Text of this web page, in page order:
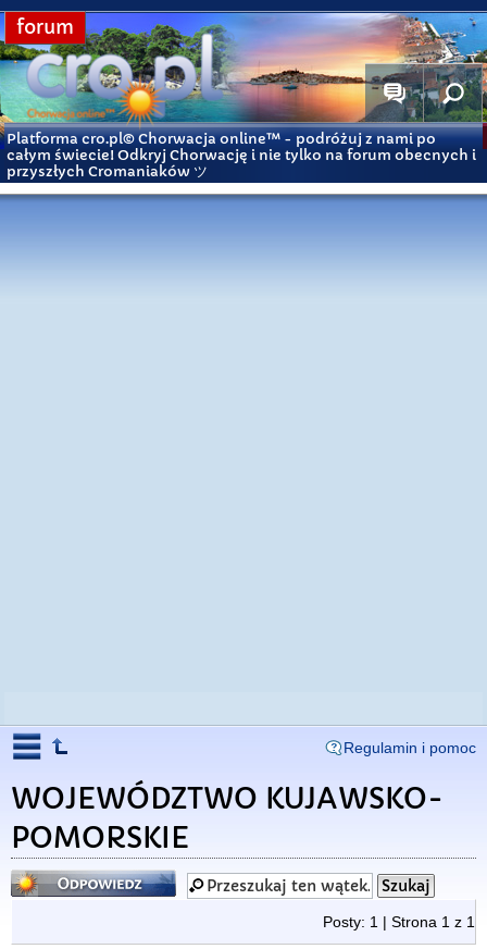
forum
Platforma cro.pl© Chorwacja online™ - podróżuj z nami po
całym świecie! Odkryj Chorwację i nie tylko na forum obecnych i
przyszłych Cromaniaków ツ
Regulamin i pomoc
WOJEWÓDZTWO KUJAWSKO-
POMORSKIE
Odpowiedz
Posty: 1 | Strona 1 z 1